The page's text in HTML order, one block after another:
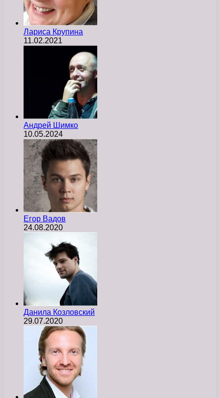
Лариса Крупина
11.02.2021
Андрей Шимко
10.05.2024
Егор Вадов
24.08.2020
Данила Козловский
29.07.2020